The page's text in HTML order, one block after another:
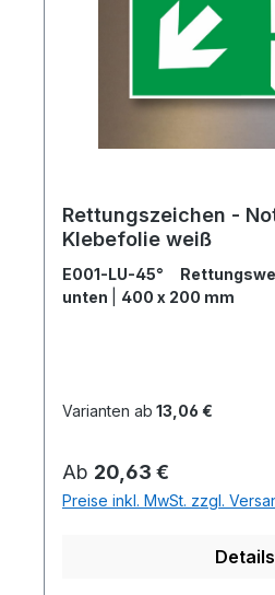
Rettungszeichen -
Klebefolie weiß
E001-LU-45°
unten
400 x 200 mm
Varianten ab 13,06 €
Regulärer Preis:
Ab 20,63 €
Preise inkl. MwSt. zzgl.
Details